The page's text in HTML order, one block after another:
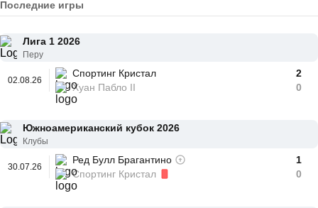
Последние игры
Лига 1 2026
Перу
02.08.26
Спортинг Кристал
Хуан Пабло II
2
0
Южноамериканский кубок 2026
Клубы
30.07.26
Ред Булл Брагантино
Спортинг Кристал
1
0